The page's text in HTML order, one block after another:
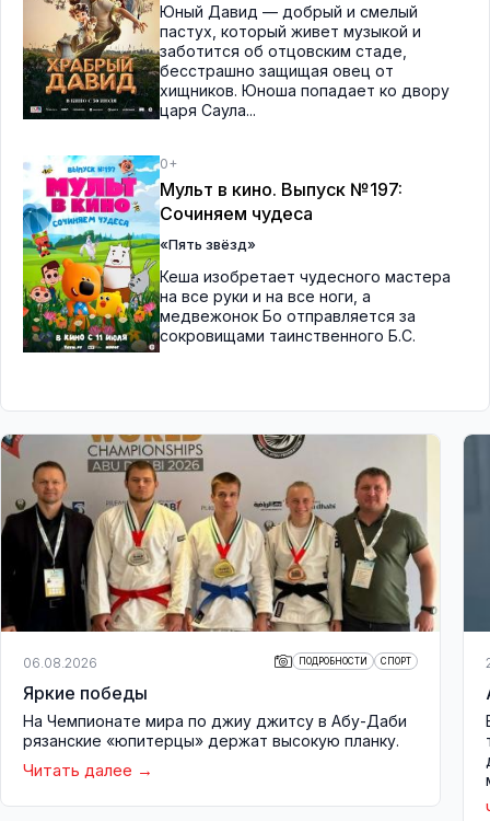
Юный Давид — добрый и смелый
пастух, который живет музыкой и
заботится об отцовским стаде,
бесстрашно защищая овец от
хищников. Юноша попадает ко двору
царя Саула...
0+
Мульт в кино. Выпуск №197:
Сочиняем чудеса
«Пять звёзд»
Кеша изобретает чудесного мастера
на все руки и на все ноги, а
медвежонок Бо отправляется за
сокровищами таинственного Б.С.
06.08.2026 ПОДРОБНОСТИ СПОРТ
Яркие победы
На Чемпионате мира по джиу джитсу в Абу-Даби
рязанские «юпитерцы» держат высокую планку.
Читать далее